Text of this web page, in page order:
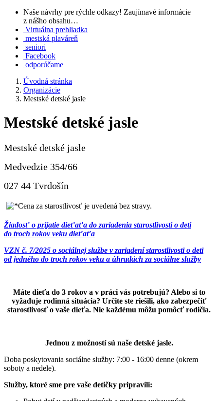
Naše návrhy pre rýchle odkazy! Zaujímavé informácie
z nášho obsahu…
Virtuálna prehliadka
mestská plaváreň
seniori
Facebook
odporúčame
Úvodná stránka
Organizácie
Mestské detské jasle
Mestské detské jasle
Mestské detské jasle
Medvedzie 354/66
027 44 Tvrdošín
Žiadosť o prijatie dieťaťa do zariadenia starostlivosti o deti
do troch rokov veku dieťaťa
VZN č. 7/2025 o sociálnej službe v zariadení starostlivosti o deti
od jedného do troch rokov veku a úhradách za sociálne služby
Máte dieťa do 3 rokov a v práci vás potrebujú? Alebo si to
vyžaduje rodinná situácia? Určite ste riešili, ako zabezpečiť
starostlivosť o vaše dieťa. Nie každému môžu pomôcť rodičia.
Jednou z možností sú naše detské jasle.
Doba poskytovania sociálne služby: 7:00 - 16:00 denne (okrem
soboty a nedele).
Služby, ktoré sme pre vaše detičky pripravili: